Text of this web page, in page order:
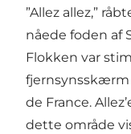
”Allez allez,”
nåede foden af
Flokken var
fjernsynsskærm
de France.
dette område